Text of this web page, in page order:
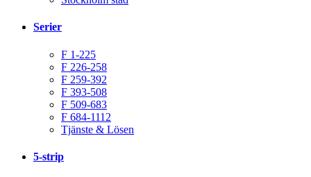
Serier
F 1-225
F 226-258
F 259-392
F 393-508
F 509-683
F 684-1112
Tjänste & Lösen
5-strip